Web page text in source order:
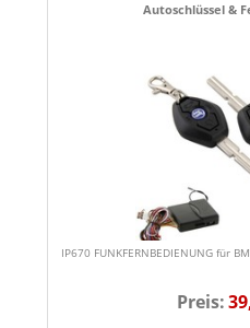
Autoschlüssel &
IP670 FUNKFERNBEDIENUNG für
Preis: